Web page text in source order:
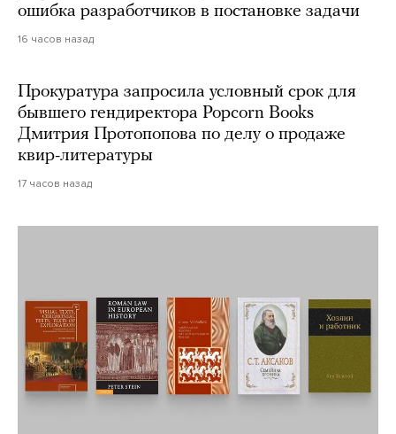
ошибка разработчиков в постановке задачи
16 часов назад
Прокуратура запросила условный срок для
бывшего гендиректора Popcorn Books
Дмитрия Протопопова по делу о продаже
квир-литературы
17 часов назад